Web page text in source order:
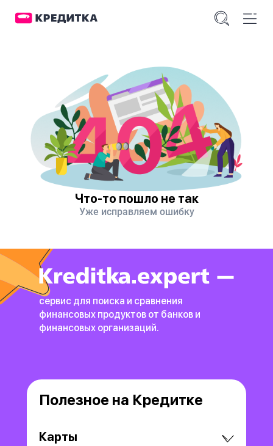
Что-то пошло не так
Уже исправляем ошибку
сервис для поиска и сравнения
финансовых продуктов от банков и
финансовых организаций.
Полезное на Кредитке
Карты